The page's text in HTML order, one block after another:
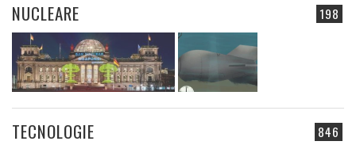
198
NUCLEARE
846
TECNOLOGIE